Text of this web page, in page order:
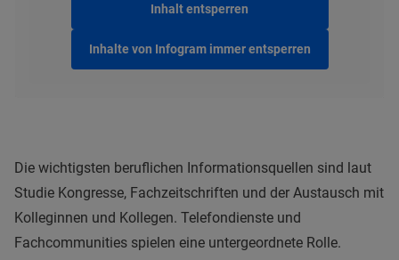
Inhalt entsperren
Inhalte von Infogram immer entsperren
Die wichtigsten beruflichen Informationsquellen sind laut
Studie Kongresse, Fachzeitschriften und der Austausch mit
Kolleginnen und Kollegen. Telefondienste und
Fachcommunities spielen eine untergeordnete Rolle.